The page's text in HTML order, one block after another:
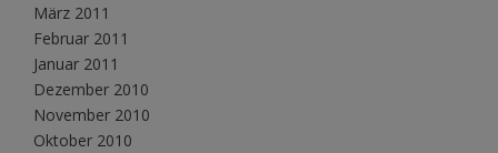
März 2011
Februar 2011
Januar 2011
Dezember 2010
November 2010
Oktober 2010